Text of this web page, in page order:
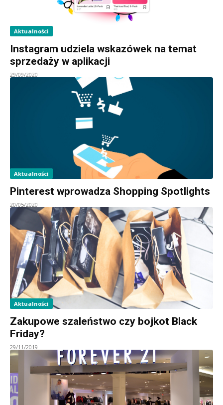
Aktualności
Instagram udziela wskazówek na temat
sprzedaży w aplikacji
29/09/2020
Aktualności
Pinterest wprowadza Shopping Spotlights
20/05/2020
Aktualności
Zakupowe szaleństwo czy bojkot Black
Friday?
29/11/2019